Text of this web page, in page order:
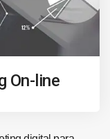
On-line